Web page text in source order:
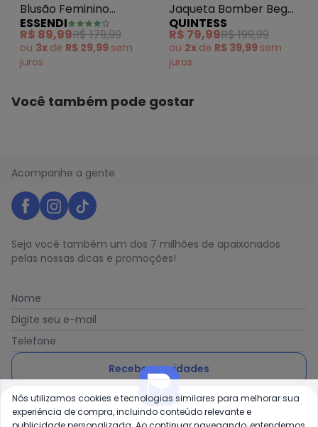
Blusão Feminino
Moletom Bege
ESSENDI
R$ 89,99R$ 179,99
ou 3x de R$ 29,99 sem
juros
Jaqueta Bomber Bege
em Crepe Plano
QUINTESS
R$ 79,99R$ 199,99
ou 2x de R$ 39,99 sem
juros
Você também pode gostar
Acompanhe a gente
Seja você também um dos 7 milhões de apaixonados
pelas nossas dicas e promoções!
Nome
Digite seu e-mail
Telefone
Receber novidades
Ao enviar o cadastro, você concorda com a nossa Política
de Privacidade
Nós utilizamos cookies e tecnologias similares para melhorar sua
experiência de compra, incluindo conteúdo relevante e